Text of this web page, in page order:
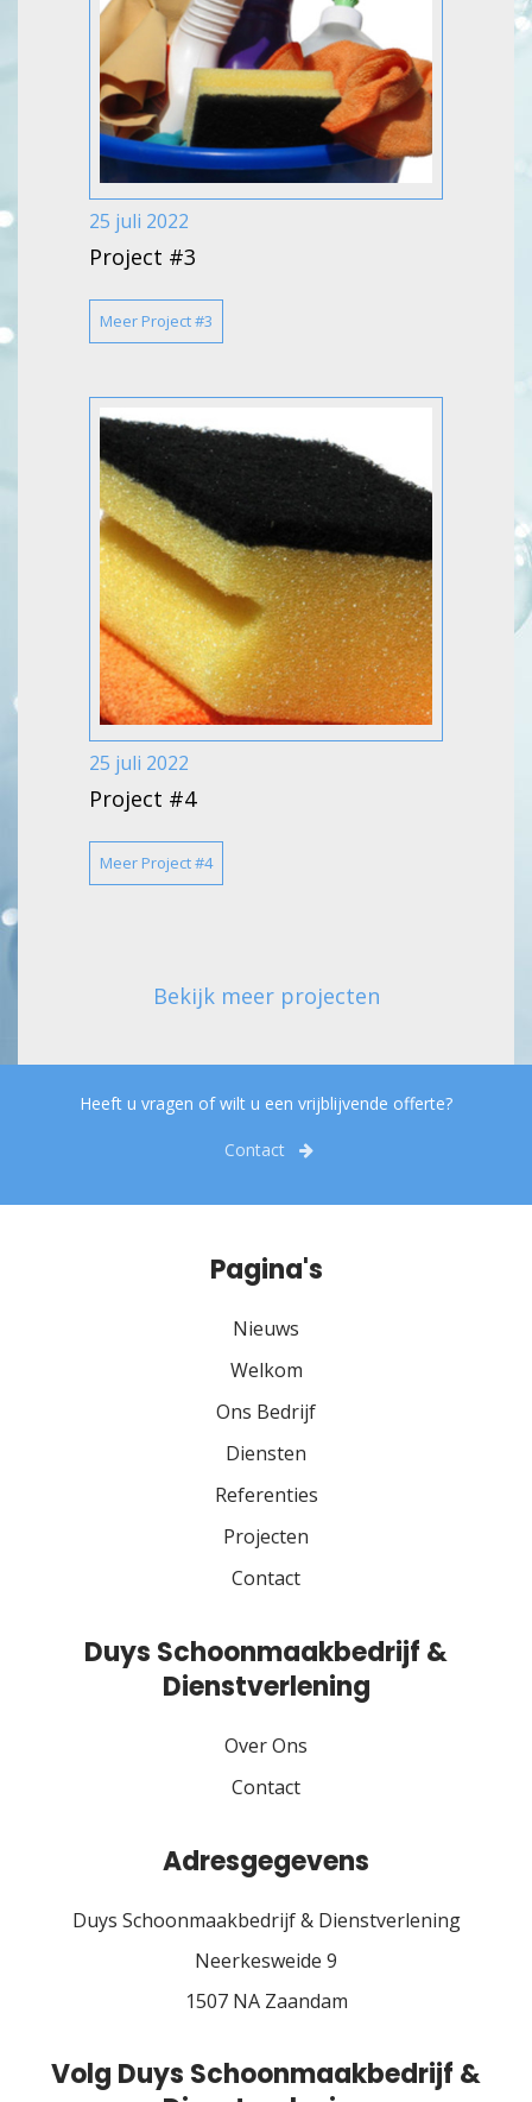
25 juli 2022
Project #3
Meer Project #3
25 juli 2022
Project #4
Meer Project #4
Bekijk meer projecten
Heeft u vragen of wilt u een vrijblijvende offerte?
Contact
Pagina's
Nieuws
Welkom
Ons Bedrijf
Diensten
Referenties
Projecten
Contact
Duys Schoonmaakbedrijf &
Dienstverlening
Over Ons
Contact
Adresgegevens
Duys Schoonmaakbedrijf & Dienstverlening
Neerkesweide 9
1507 NA Zaandam
Volg Duys Schoonmaakbedrijf &